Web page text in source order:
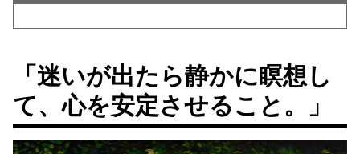
「迷いが出たら静かに瞑想し
て、心を安定させること。」